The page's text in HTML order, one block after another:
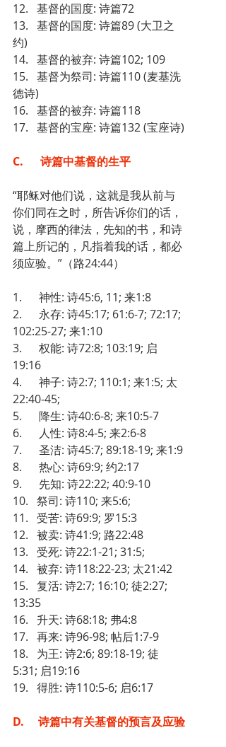
12.   基督的国度: 诗篇72
13.   基督的国度: 诗篇89 (大卫之
约)
14.   基督的被弃: 诗篇102; 109
15.   基督为祭司: 诗篇110 (麦基洗
德诗)
16.   基督的被弃: 诗篇118
17.   基督的宝座: 诗篇132 (宝座诗)
C.      诗篇中基督的生平
“耶稣对他们说，这就是我从前与
你们同在之时，所告诉你们的话，
说，摩西的律法，先知的书，和诗
篇上所记的，凡指着我的话，都必
须应验。”（路24:44）
1.      神性: 诗45:6, 11; 来1:8
2.      永存: 诗45:17; 61:6-7; 72:17;
102:25-27; 来1:10
3.      权能: 诗72:8; 103:19; 启
19:16
4.      神子: 诗2:7; 110:1; 来1:5; 太
22:40-45;
5.      降生: 诗40:6-8; 来10:5-7
6.      人性: 诗8:4-5; 来2:6-8
7.      圣洁: 诗45:7; 89:18-19; 来1:9
8.      热心: 诗69:9; 约2:17
9.      先知: 诗22:22; 40:9-10
10.   祭司: 诗110; 来5:6;
11.   受苦: 诗69:9; 罗15:3
12.   被卖: 诗41:9; 路22:48
13.   受死: 诗22:1-21; 31:5;
14.   被弃: 诗118:22-23; 太21:42
15.   复活: 诗2:7; 16:10; 徒2:27;
13:35
16.   升天: 诗68:18; 弗4:8
17.   再来: 诗96-98; 帖后1:7-9
18.   为王: 诗2:6; 89:18-19; 徒
5:31; 启19:16
19.   得胜: 诗110:5-6; 启6:17
D.     诗篇中有关基督的预言及应验